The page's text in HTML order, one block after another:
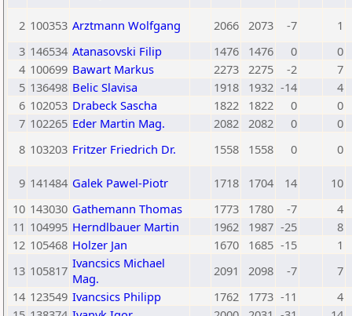
2 100353 Arztmann Wolfgang 2066 2073 -7
1
3 146534 Atanasovski Filip 1476 1476 0
0
4 100699 Bawart Markus 2273 2275 -2
7
5 136498 Belic Slavisa 1918 1932 -14
4
6 102053 Drabeck Sascha 1822 1822 0
0
7 102265 Eder Martin Mag. 2082 2082 0
0
8 103203 Fritzer Friedrich Dr. 1558 1558 0 0
9 141484 Galek Pawel-Piotr 1718 1704 14
10
10 143030 Gathemann Thomas 1773 1780 -7
4
11 104995 Herndlbauer Martin 1962 1987 -25
8
12 105468 Holzer Jan 1670 1685 -15
1
13 105817 Ivancsics Michael
Mag.
2091 2098 -7
7
14 123549 Ivancsics Philipp 1762 1773 -11
4